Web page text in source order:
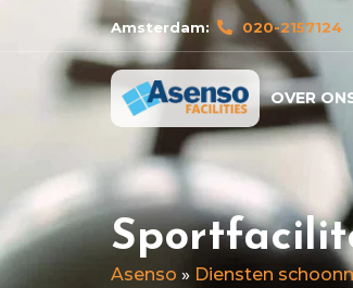
Amsterdam: 020-2157124
OVER
Asenso » Diensten